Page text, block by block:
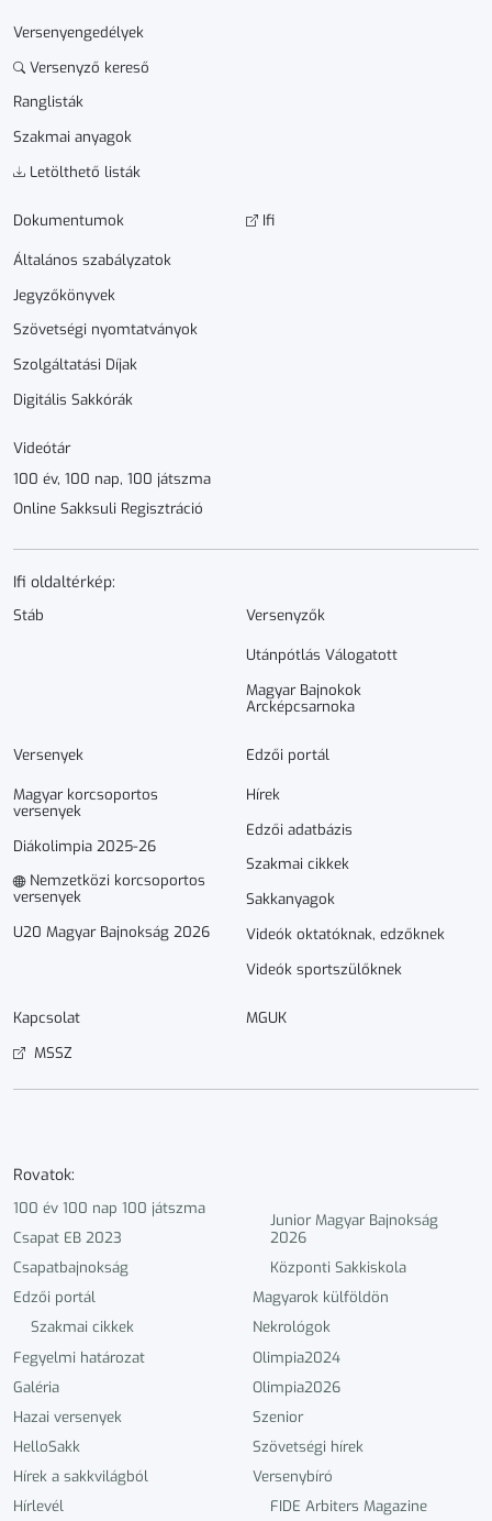
Versenyengedélyek
Versenyző kereső
Ranglisták
Szakmai anyagok
Letölthető listák
Dokumen­­tumok
Általános szabályzatok
Jegyzőkönyvek
Szövetségi nyomtatványok
Szolgáltatási Díjak
Digitális Sakkórák
Ifi
Videótár
100 év, 100 nap, 100 játszma
Online Sakksuli Regisztráció
Ifi oldaltérkép:
Stáb Versenyzők
Utánpótlás Válogatott
Magyar Bajnokok
Arcképcsarnoka
Versenyek
Magyar korcsoportos
versenyek
Diákolimpia 2025-26
Nemzetközi korcsoportos
versenyek
U20 Magyar Bajnokság 2026
Edzői portál
Hírek
Edzői adatbázis
Szakmai cikkek
Sakkanyagok
Videók oktatóknak, edzőknek
Videók sportszülőknek
Kapcsolat
MGUK
MSSZ
Rovatok:
100 év 100 nap 100 játszma
Csapat EB 2023
Csapatbajnokság
Edzői portál
Szakmai cikkek
Fegyelmi határozat
Galéria
Hazai versenyek
HelloSakk
Hírek a sakkvilágból
Hírlevél
Junior Magyar Bajnokság
2026
Központi Sakkiskola
Magyarok külföldön
Nekrológok
Olimpia2024
Olimpia2026
Szenior
Szövetségi hírek
Versenybíró
FIDE Arbiters Magazine